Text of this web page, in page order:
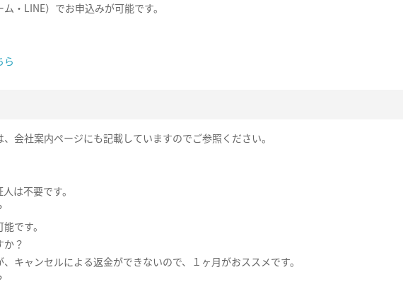
・LINE）でお申込みが可能です。
ら
会社案内ページにも記載していますのでご参照ください。
は不要です。
です。
か？
ャンセルによる返金ができないので、１ヶ月がおススメです。